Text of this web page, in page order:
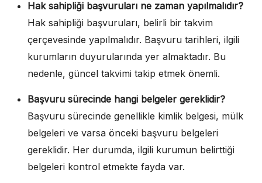
Hak sahipliği başvuruları ne zaman yapılmalıdır?
Hak sahipliği başvuruları, belirli bir takvim
çerçevesinde yapılmalıdır. Başvuru tarihleri, ilgili
kurumların duyurularında yer almaktadır. Bu
nedenle, güncel takvimi takip etmek önemli.
Başvuru sürecinde hangi belgeler gereklidir?
Başvuru sürecinde genellikle kimlik belgesi, mülk
belgeleri ve varsa önceki başvuru belgeleri
gereklidir. Her durumda, ilgili kurumun belirttiği
belgeleri kontrol etmekte fayda var.